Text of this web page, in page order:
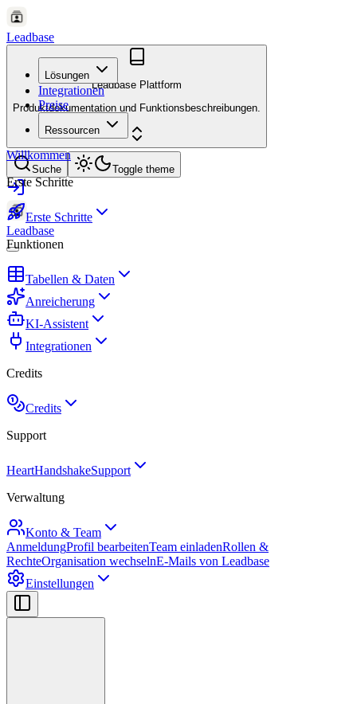
Leadbase
Lösungen
Integrationen
Preise
Ressourcen
Suche Toggle theme
Leadbase
Leadbase Plattform
Produktdokumentation und Funktionsbeschreibungen.
Willkommen
Erste Schritte
Erste Schritte
Funktionen
Tabellen & Daten
Anreicherung
KI-Assistent
Integrationen
Credits
Credits
Support
HeartHandshakeSupport
Verwaltung
Konto & Team
AnmeldungProfil bearbeitenTeam einladenRollen &
RechteOrganisation wechselnE-Mails von Leadbase
Einstellungen